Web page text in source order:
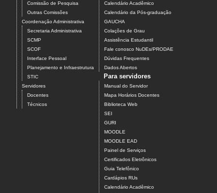
Comissão de Pesquisa
Outras Comissões
Coordenação Administrativa
Secretaria Administrativa
SCMP
SCOF
Interface Pessoal
Planejamento e Infraestrutura
STIC
Servidores
Docentes
Técnicos
Calendário Acadêmico
Calendário da Pós-graduação
GAUCHA
Colações de Grau
Assistência Estudantil
Fale conosco NuDEs/PRODAE
Dúvidas Frequentes
Dados Abertos
Para servidores
Manual do Servidor
Mapa Horários Docentes
Biblioteca Web
SEI
GURI
MOODLE
MOODLE EAD
Painel de Serviços
Certificados Eletrônicos
Guia Telefônico
Cardápios RUs
Calendário Acadêmico